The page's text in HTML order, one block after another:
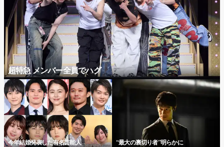
超特急 メンバー全員でハグ
今年結婚発表した有名芸能人 “最大の裏切り者”明らかに